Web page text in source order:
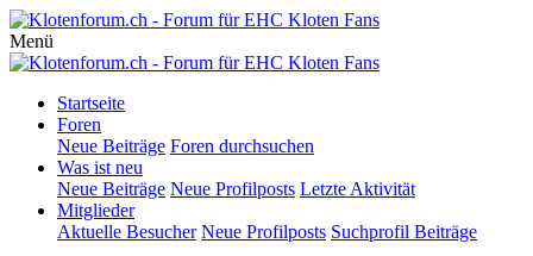
Menü
Startseite
Foren
Neue Beiträge Foren durchsuchen
Was ist neu
Neue Beiträge Neue Profilposts Letzte Aktivität
Mitglieder
Aktuelle Besucher Neue Profilposts Suchprofil Beiträge